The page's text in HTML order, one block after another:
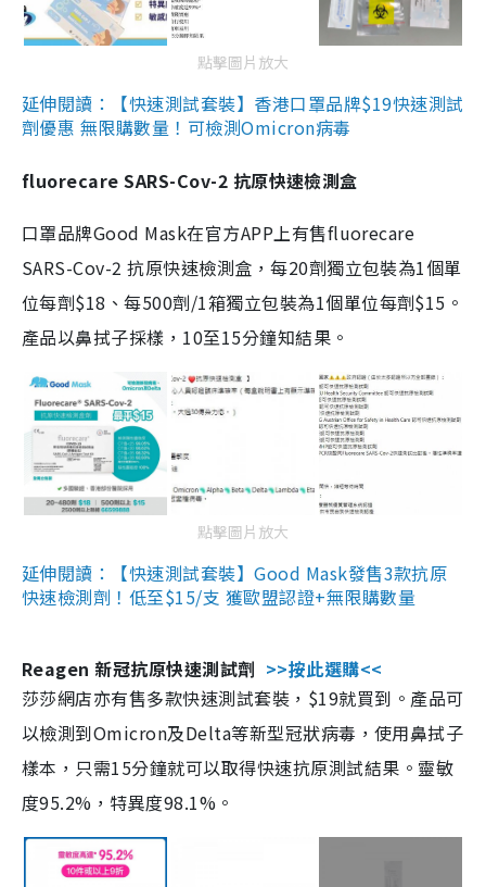
點擊圖片放大
延伸閱讀：【快速測試套裝】香港口罩品牌$19快速測試
劑優惠 無限購數量！可檢測Omicron病毒
fluorecare SARS-Cov-2 抗原快速檢測盒
口罩品牌Good Mask在官方APP上有售fluorecare
SARS-Cov-2 抗原快速檢測盒，每20劑獨立包裝為1個單
位每劑$18、每500劑/1箱獨立包裝為1個單位每劑$15。
產品以鼻拭子採樣，10至15分鐘知結果。
點擊圖片放大
延伸閱讀：【快速測試套裝】Good Mask發售3款抗原
快速檢測劑！低至$15/支 獲歐盟認證+無限購數量
Reagen 新冠抗原快速測試劑 >>按此選購<<
莎莎網店亦有售多款快速測試套裝，$19就買到。產品可
以檢測到Omicron及Delta等新型冠狀病毒，使用鼻拭子
樣本，只需15分鐘就可以取得快速抗原測試結果。靈敏
度95.2%，特異度98.1%。